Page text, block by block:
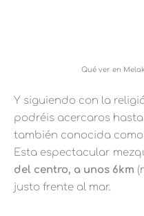
Qué ver en
Y siguiendo con la
podréis acercaros hasta
también conocida como
Esta espectacular
del centro, a unos 6km
justo frente al mar.